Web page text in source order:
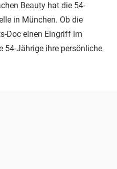
Beauty hat die 54-
in München. Ob die
Doc einen Eingriff im
54-Jährige ihre persönliche